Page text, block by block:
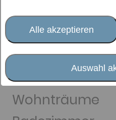
Alle akzeptieren
Auswahl
Cervical
Weich und
Kissenhüllen und
Zudecken
Schlafsysteme
Schlafaccessoires
Wohnträume